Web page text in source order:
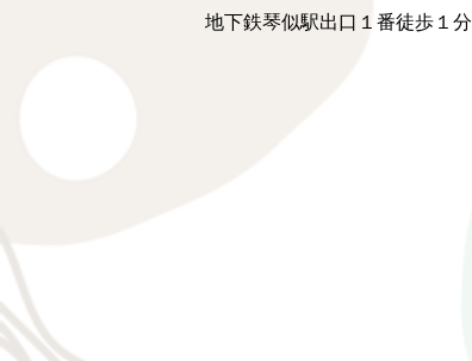
地下鉄琴似駅出口１番徒歩１分